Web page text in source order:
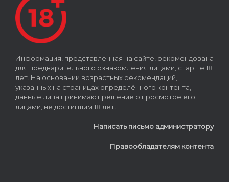
Информация, представленная на сайте, рекомендована
для предварительного ознакомления лицами, старше 18
лет. На основании возрастных рекомендаций,
указанных на страницах определённого контента,
данные лица принимают решение о просмотре его
лицами, не достигшим 18 лет.
Написать письмо администратору
Правообладателям контента